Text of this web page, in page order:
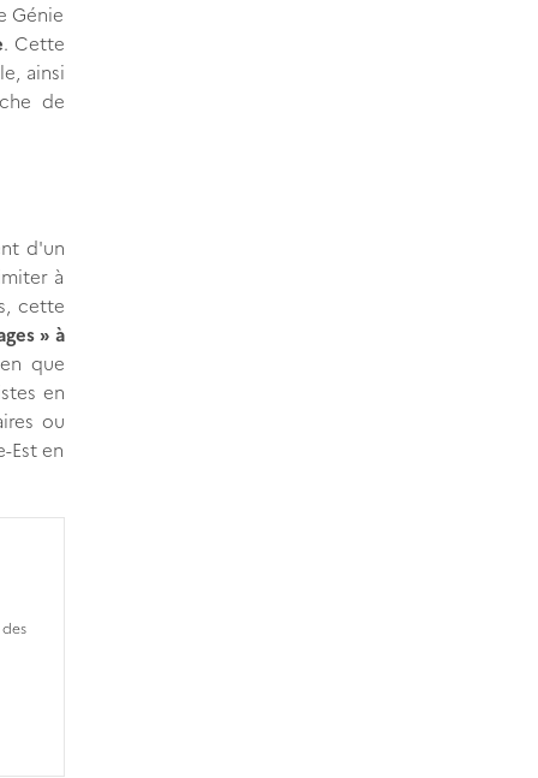
Génie
. Cette
ainsi
de
d'un
à
cette
» à
que
en
ou
Est en